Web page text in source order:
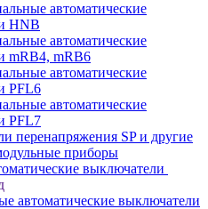
автоматические
HNB
автоматические
mRB4, mRB6
автоматические
PFL6
автоматические
PFL7
перенапряжения SP и другие
приборы
выключатели
автоматические выключатели